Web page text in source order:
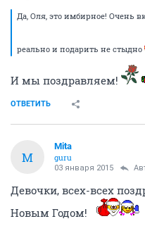
Да, Оля, это имбирное! Очень
реально и подарить не стыдно
И мы поздравляем!
ОТВЕТИТЬ
M
Mita
guru
03 января 2015
Девочки, всех-всех
Новым Годом!